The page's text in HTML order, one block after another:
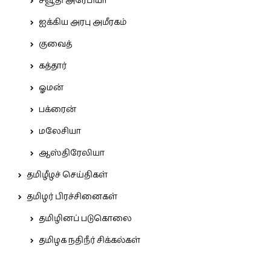
ஐக்கிய அரபு அமீரகம்
குவைத்
கத்தார்
ஓமன்
பக்ரைன்
மலேசியா
ஆஸ்திரேலியா
தமிழீழச் செய்திகள்
தமிழர் பிரச்சினைகள்
தமிழினப் படுகொலை
தமிழக நதிநீர் சிக்கல்கள்